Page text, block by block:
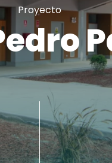
Proyecto